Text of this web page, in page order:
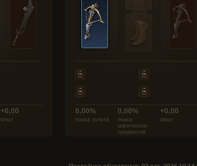
+0,00
опыт
0,00%
поиск золота
0,00%
поиск
магических
предметов
+0,00
опыт